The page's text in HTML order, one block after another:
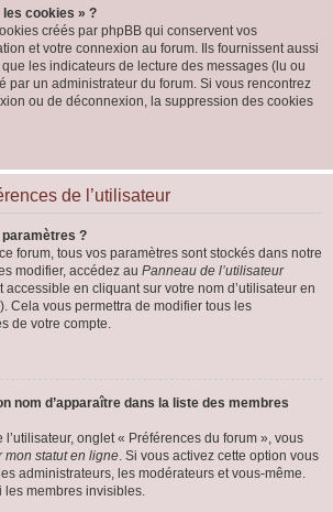
cookies » ?
créés par phpBB qui conservent vos
et votre connexion au forum. Ils fournissent aussi
les indicateurs de lecture des messages (lu ou
par un administrateur du forum. Si vous rencontrez
ou de déconnexion, la suppression des cookies
de l’utilisateur
?
forum, tous vos paramètres sont stockés dans notre
modifier, accédez au Panneau de l’utilisateur
en cliquant sur votre nom d’utilisateur en
Cela vous permettra de modifier tous les
de votre compte.
nom d’apparaître dans la liste des membres
onglet « Préférences du forum », vous
mon statut en ligne. Si vous activez cette option vous
administrateurs, les modérateurs et vous-même.
les membres invisibles.